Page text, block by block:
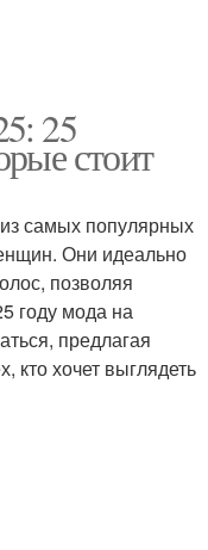
25
стоит
самых популярных
Они идеально
позволяя
году мода на
предлагая
кто хочет выглядеть